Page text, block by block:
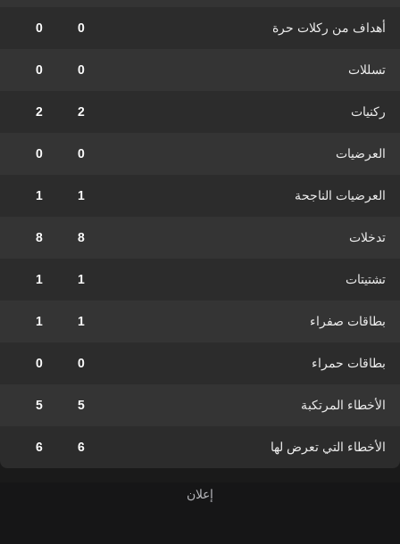
أهداف من ركلات حرة 0
0
تسللات 0
0
ركنيات 2
2
العرضيات 0
0
العرضيات الناجحة 1
1
تدخلات 8
8
تشتيتات 1
1
بطاقات صفراء 1
1
بطاقات حمراء 0
0
الأخطاء المرتكبة 5
5
الأخطاء التي تعرض لها 6
6